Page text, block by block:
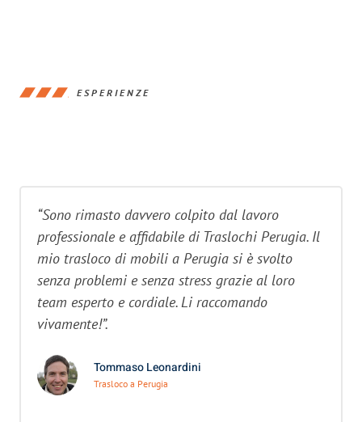
ESPERIENZE
“Sono rimasto davvero colpito dal lavoro
professionale e affidabile di Traslochi Perugia. Il
mio trasloco di mobili a Perugia si è svolto
senza problemi e senza stress grazie al loro
team esperto e cordiale. Li raccomando
vivamente!”.
Tommaso Leonardini
Trasloco a Perugia